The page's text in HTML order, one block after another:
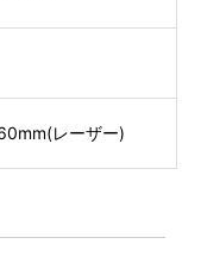
レーザー)